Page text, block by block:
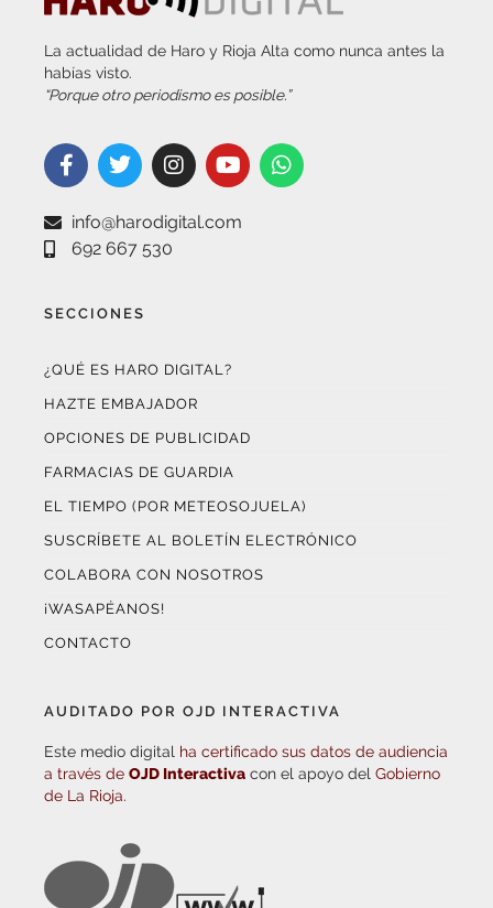
La actualidad de Haro y Rioja Alta como nunca antes la
habías visto.
“Porque otro periodismo es posible.”
info@harodigital.com
692 667 530
SECCIONES
¿QUÉ ES HARO DIGITAL?
HAZTE EMBAJADOR
OPCIONES DE PUBLICIDAD
FARMACIAS DE GUARDIA
EL TIEMPO (POR METEOSOJUELA)
SUSCRÍBETE AL BOLETÍN ELECTRÓNICO
COLABORA CON NOSOTROS
¡WASAPÉANOS!
CONTACTO
AUDITADO POR OJD INTERACTIVA
Este medio digital ha certificado sus datos de audiencia
a través de OJD Interactiva con el apoyo del Gobierno
de La Rioja.